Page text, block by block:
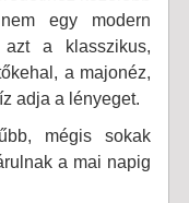
egy modern
a klasszikus,
a majonéz,
adja a lényeget.
mégis sokak
a mai napig